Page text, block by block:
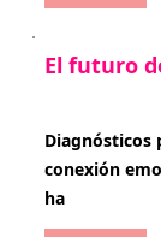
El futuro
Diagnósticos
conexión
ha